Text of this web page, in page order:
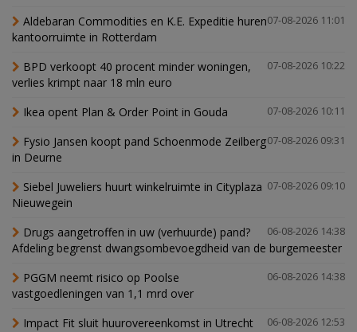
07-08-2026 11:01
Aldebaran Commodities en K.E. Expeditie huren
kantoorruimte in Rotterdam
07-08-2026 10:22
BPD verkoopt 40 procent minder woningen,
verlies krimpt naar 18 mln euro
07-08-2026 10:11
Ikea opent Plan & Order Point in Gouda
07-08-2026 09:31
Fysio Jansen koopt pand Schoenmode Zeilberg
in Deurne
07-08-2026 09:10
Siebel Juweliers huurt winkelruimte in Cityplaza
Nieuwegein
06-08-2026 14:38
Drugs aangetroffen in uw (verhuurde) pand?
Afdeling begrenst dwangsombevoegdheid van de burgemeester
06-08-2026 14:38
PGGM neemt risico op Poolse
vastgoedleningen van 1,1 mrd over
06-08-2026 12:53
Impact Fit sluit huurovereenkomst in Utrecht